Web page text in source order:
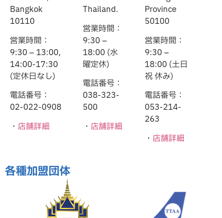
Bangkok
10110
営業時間：
9:30 – 13:00,
14:00-17:30
(定休日なし)
電話番号：
02-022-0908
・ 店舗詳細
Thailand.
営業時間：
9:30 –
18:00 (水
曜定休)
電話番号：
038-323-
500
・ 店舗詳細
Province
50100
営業時間：
9:30 –
18:00 (土日
祝 休み)
電話番号：
053-214-
263
・ 店舗詳細
各種加盟団体